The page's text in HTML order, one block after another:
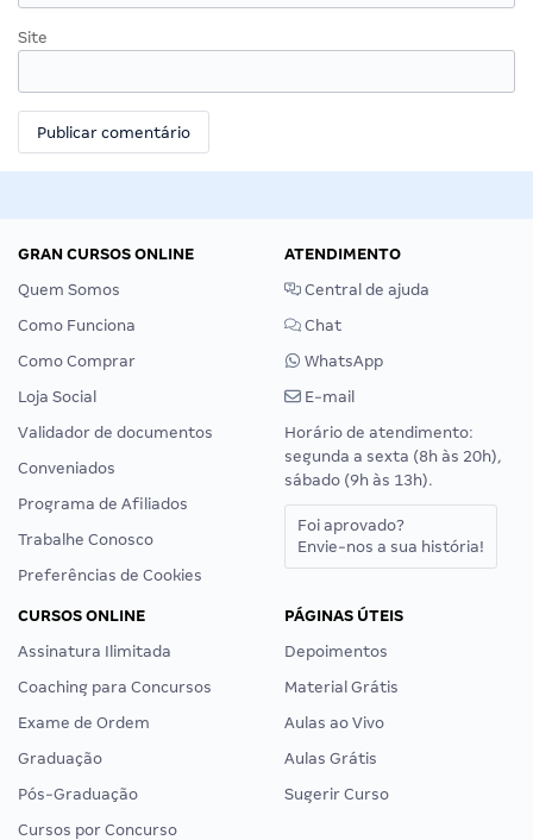
Site
GRAN CURSOS ONLINE
Quem Somos
Como Funciona
Como Comprar
Loja Social
Validador de documentos
Conveniados
Programa de Afiliados
Trabalhe Conosco
Preferências de Cookies
ATENDIMENTO
Central de ajuda
Chat
WhatsApp
E-mail
Horário de atendimento:
segunda a sexta (8h às 20h),
sábado (9h às 13h).
Foi aprovado?
Envie-nos a sua história!
CURSOS ONLINE
Assinatura Ilimitada
Coaching para Concursos
Exame de Ordem
Graduação
Pós-Graduação
Cursos por Concurso
PÁGINAS ÚTEIS
Depoimentos
Material Grátis
Aulas ao Vivo
Aulas Grátis
Sugerir Curso